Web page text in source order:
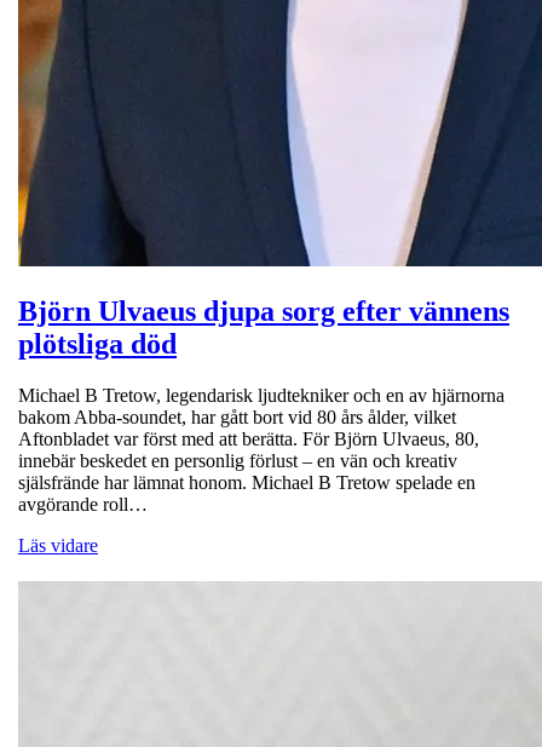
Björn Ulvaeus djupa sorg efter vännens
plötsliga död
Michael B Tretow, legendarisk ljudtekniker och en av hjärnorna
bakom Abba-soundet, har gått bort vid 80 års ålder, vilket
Aftonbladet var först med att berätta. För Björn Ulvaeus, 80,
innebär beskedet en personlig förlust – en vän och kreativ
själsfrände har lämnat honom. Michael B Tretow spelade en
avgörande roll…
Läs vidare